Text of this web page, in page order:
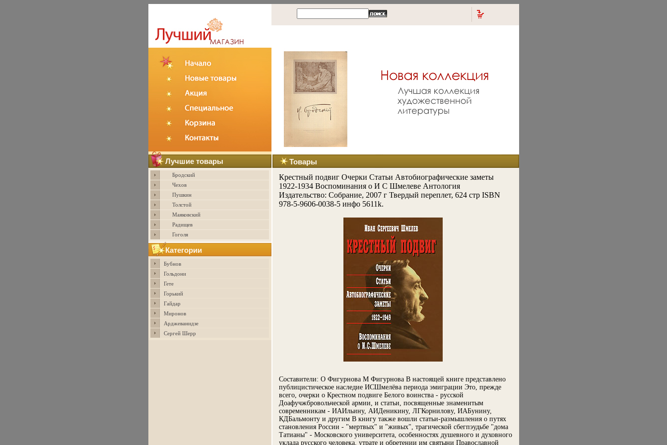
Лучшие товары
Бродский
Чехов
Пушкин
Толстой
Маяковский
Радищев
Гоголя
Категории
Бубнов
Гольдони
Гете
Горький
Гайдар
Миронов
Арджеванидзе
Сергей Шерр
Товары
Крестный подвиг Очерки Статьи Автобиографические заметы
1922-1934 Воспоминания о И С Шмелеве Антология
Издательство: Собрание, 2007 г Твердый переплет, 624 стр ISBN
978-5-9606-0038-5 инфо 5611k.
Составители: О Фигурнова М Фигурнова В настоящей книге представлено
публицистическое наследие ИСШмелёва периода эмиграции Это, прежде
всего, очерки о Крестном подвиге Белого воинства - русской
Доафучжбровольческой армии, и статьи, посвященные знаменитым
современникам - ИАИльину, АИДеникину, ЛГКорнилову, ИАБунину,
КДБальмонту и другим В книгу также вошли статьи-размышления о путях
становления России - "мертвых" и "живых", трагической сбегпэудьбе "дома
Татианы" - Московского университета, особенностях душевного и духовного
уклада русского человека, утрате и обретении им святыни Православной